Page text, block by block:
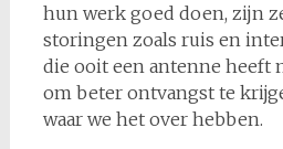
hun werk goed doen, zijn
storingen zoals ruis en
die ooit een antenne heeft
om beter ontvangst te
waar we het over hebben.